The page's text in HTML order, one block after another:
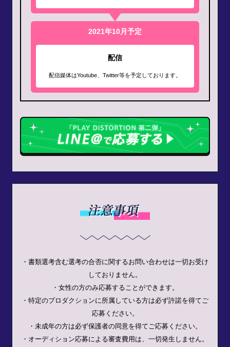
2021年10月予定
配信
配信媒体はYoutube、Twitter等を予定しております。
・書類選考含む選考の合否に関するお問い合わせは一切お受け
しておりません。
・女性の方のみ応募することができます。
・特定のプロダクションに所属している方は必ず許諾を得てご
応募ください。
・未成年の方は必ず保護者の同意を得てご応募ください。
・オーディション応募による審査費用は、一切発生しません。